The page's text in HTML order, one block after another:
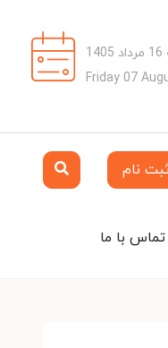
Friday 07
نام
تماس با ما